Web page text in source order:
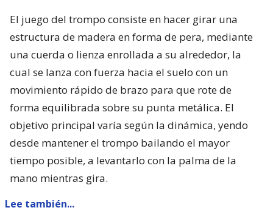
El juego del trompo consiste en hacer girar una
estructura de madera en forma de pera, mediante
una cuerda o lienza enrollada a su alrededor, la
cual se lanza con fuerza hacia el suelo con un
movimiento rápido de brazo para que rote de
forma equilibrada sobre su punta metálica. El
objetivo principal varía según la dinámica, yendo
desde mantener el trompo bailando el mayor
tiempo posible, a levantarlo con la palma de la
mano mientras gira.
Lee también...